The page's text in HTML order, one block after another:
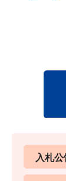
入札公